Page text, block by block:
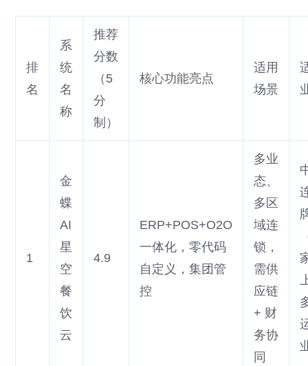
排
名
系
统
名
称
推荐
分数
（5
分
制）
核心功能亮点
适用
场景
1
金
蝶
AI
星
空
餐
饮
云
4.9
ERP+POS+O2O
一体化，零代码
自定义，集团管
控
多业
态、
多区
域连
锁，
需供
应链
+ 财
务协
同